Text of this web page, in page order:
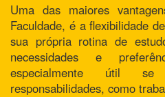
Uma das maiores
Faculdade, é a flexibilidade
sua própria rotina de
necessidades e
especialmente útil
responsabilidades, como